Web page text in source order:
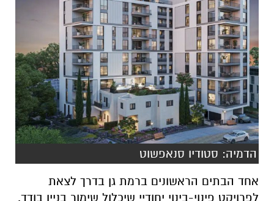
הדמיה: סטודיו סנאפשוט
אחד הבתים הראשונים ברמת גן בדרך לצאת
לפרויקט פינוי-בינוי יחודיי שיכלול שימור בניין בודד.